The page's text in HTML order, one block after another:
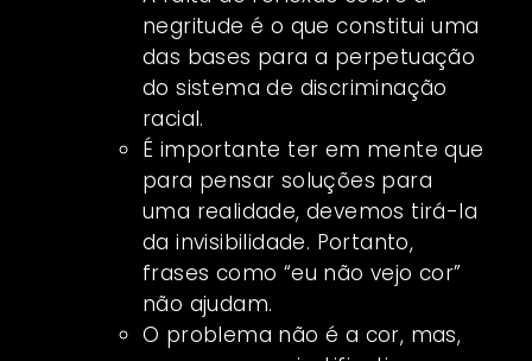
negritude é o que constitui uma
das bases para a perpetuação
do sistema de discriminação
racial.
É importante ter em mente que
para pensar soluções para
uma realidade, devemos tirá-la
da invisibilidade. Portanto,
frases como “eu não vejo cor”
não ajudam.
O problema não é a cor, mas,